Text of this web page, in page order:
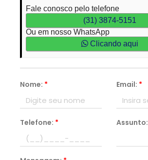
Fale conosco pelo telefone
(31) 3874-5151
Ou em nosso WhatsApp
Clicando aqui
Nome: * Email: *
Telefone: * Assunto: